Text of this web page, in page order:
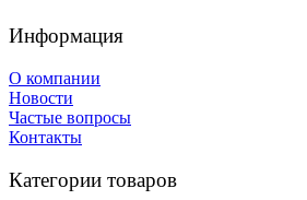
Информация
О компании
Новости
Частые вопросы
Контакты
Категории товаров